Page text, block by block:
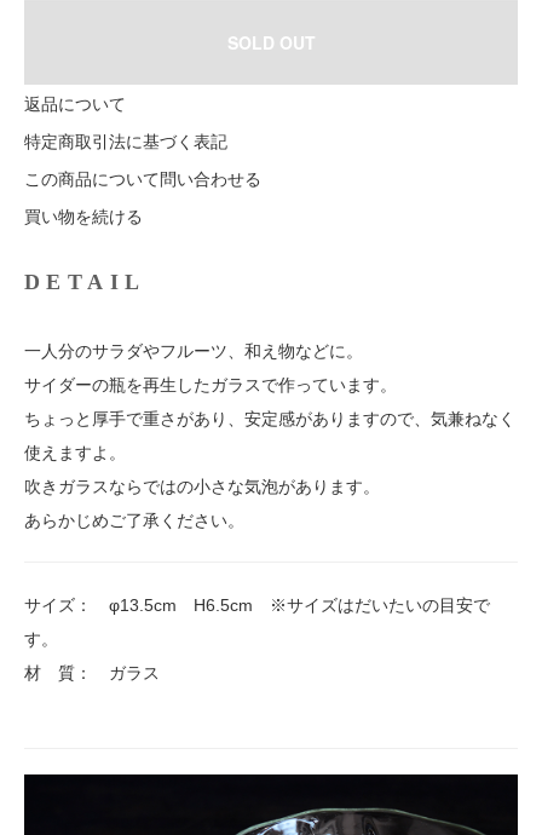
SOLD OUT
返品について
特定商取引法に基づく表記
この商品について問い合わせる
買い物を続ける
DETAIL
一人分のサラダやフルーツ、和え物などに。
サイダーの瓶を再生したガラスで作っています。
ちょっと厚手で重さがあり、安定感がありますので、気兼ねなく
使えますよ。
吹きガラスならではの小さな気泡があります。
あらかじめご了承ください。
サイズ： φ13.5cm H6.5cm ※サイズはだいたいの目安で
す。
材 質： ガラス